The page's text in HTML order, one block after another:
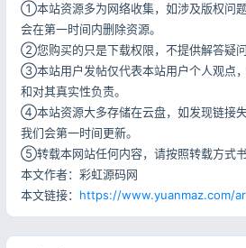
①本站资源多为网络收集，如涉及版权问
会在第一时间内删除资源。
②您购买的只是下载权限，不提供解答疑问
③本站用户发帖仅代表本站用户个人观点
和对其真实性负责。
④本站资源大多存储在云盘，如发现链接失
我们会第一时间更新。
⑤转载本网站任何内容，请按照转载方式书
本文作者：彩虹源码网
本文链接： https://www.yuanmaz.com/